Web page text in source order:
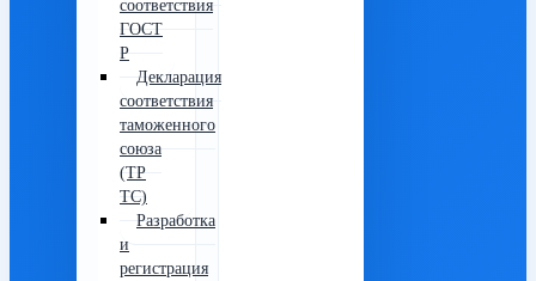
соответствия
ГОСТ
Р
Декларация
соответствия
таможенного
союза
(ТР
ТС)
Разработка
и
регистрация